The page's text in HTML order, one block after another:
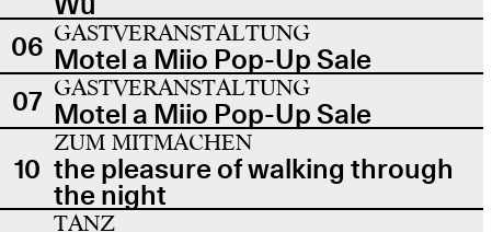
06 GASTVERANSTALTUNG
Motel a Miio Pop-Up Sale
07 GASTVERANSTALTUNG
Motel a Miio Pop-Up Sale
10
ZUM MITMACHEN
the pleasure of walking through
the night
TANZ